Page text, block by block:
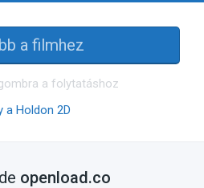
a filmhez
a folytatáshoz
a Holdon 2D
openload.co